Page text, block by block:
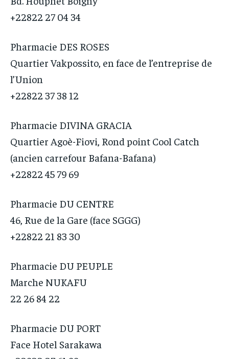
+22822 27 04 34
Pharmacie DES ROSES
Quartier Vakpossito, en face de l’entreprise de
l’Union
+22822 37 38 12
Pharmacie DIVINA GRACIA
Quartier Agoè-Fiovi, Rond point Cool Catch
(ancien carrefour Bafana-Bafana)
+22822 45 79 69
Pharmacie DU CENTRE
46, Rue de la Gare (face SGGG)
+22822 21 83 30
Pharmacie DU PEUPLE
Marche NUKAFU
22 26 84 22
Pharmacie DU PORT
Face Hotel Sarakawa